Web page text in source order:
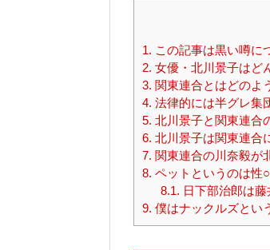
1. この記事は黒い噂に
2. 女優・北川景子はど
3. 関東連合とはどのよ
4. 法律的には半グレ集
5. 北川景子と関東連合
6. 北川景子は関東連合
7. 関東連合の川奈毅が
8. ペットというのは性
8.1. 日下部治郎は
9. 僕はナックルズとい